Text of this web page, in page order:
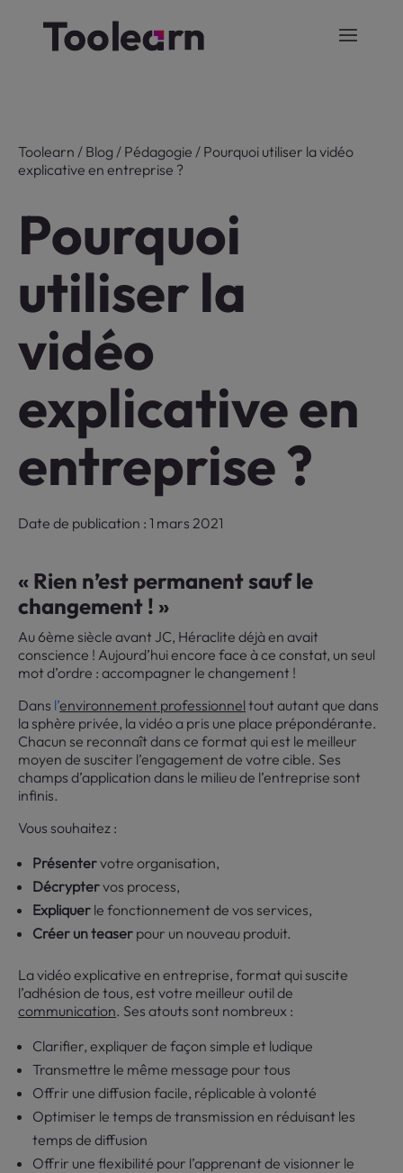
Toolearn / Blog / Pédagogie / Pourquoi utiliser la vidéo
explicative en entreprise ?
Pourquoi
utiliser la
vidéo
explicative en
entreprise ?
Date de publication : 1 mars 2021
« Rien n’est permanent sauf le
changement ! »
Au 6ème siècle avant JC, Héraclite déjà en avait
conscience ! Aujourd’hui encore face à ce constat, un seul
mot d’ordre : accompagner le changement !
Dans l’environnement professionneltout autant que dans
la sphère privée, la vidéo a pris une place prépondérante.
Chacun se reconnaît dans ce format qui est le meilleur
moyen de susciter l’engagement de votre cible. Ses
champs d’application dans le milieu de l’entreprise sont
infinis.
Vous souhaitez :
Présentervotre organisation,
Décryptervos process,
Expliquer le fonctionnement de vos services,
Créer un teaser pour un nouveau produit.
La vidéo explicative en entreprise, format qui suscite
l’adhésion de tous, est votre meilleur outil de
communication. Ses atouts sont nombreux :
Clarifier, expliquer de façon simple et ludique
Transmettre le même message pour tous
Offrir une diffusion facile, réplicable à volonté
Optimiser le temps de transmission en réduisant les
temps de diffusion
Offrir une flexibilité pour l’apprenant de visionner le